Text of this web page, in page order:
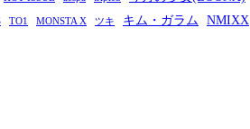
TO1 MONSTA X ツキ キム・ガラム NMIXX